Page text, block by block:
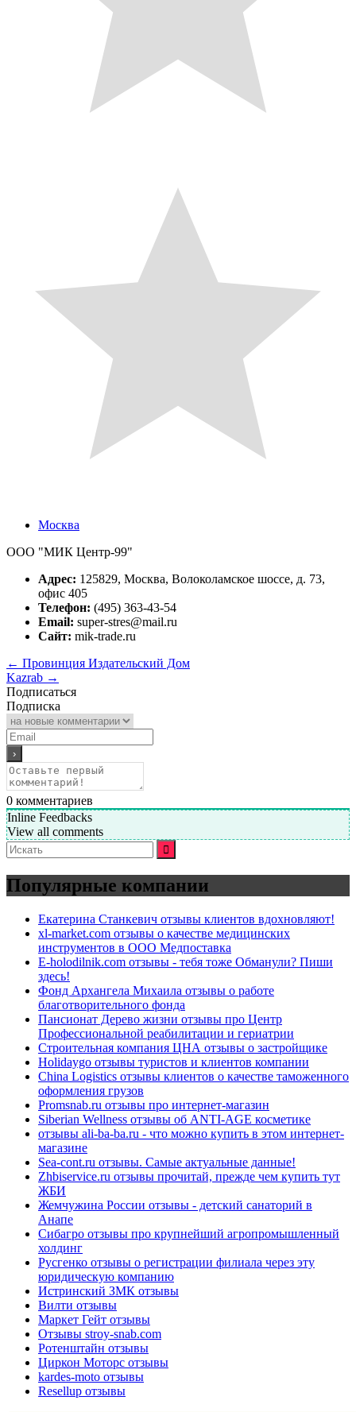
Москва
ООО "МИК Центр-99"
Адрес: 125829, Москва, Волоколамское шоссе, д. 73,
офис 405
Телефон: (495) 363-43-54
Email: super-stres@mail.ru
Сайт: mik-trade.ru
← Провинция Издательский Дом
Kazrab →
Подписаться
Подписка
0 комментариев
Inline Feedbacks
View all comments
Искать:
Популярные компании
Екатерина Станкевич отзывы клиентов вдохновляют!
xl-market.com отзывы о качестве медицинских
инструментов в ООО Медпоставка
E-holodilnik.com отзывы - тебя тоже Обманули? Пиши
здесь!
Фонд Архангела Михаила отзывы о работе
благотворительного фонда
Пансионат Дерево жизни отзывы про Центр
Профессиональной реабилитации и гериатрии
Строительная компания ЦНА отзывы о застройщике
Holidaygo отзывы туристов и клиентов компании
China Logistics отзывы клиентов о качестве таможенного
оформления грузов
Promsnab.ru отзывы про интернет-магазин
Siberian Wellness отзывы об ANTI-AGE косметике
отзывы ali-ba-ba.ru - что можно купить в этом интернет-
магазине
Sea-cont.ru отзывы. Самые актуальные данные!
Zhbiservice.ru отзывы прочитай, прежде чем купить тут
ЖБИ
Жемчужина России отзывы - детский санаторий в
Анапе
Сибагро отзывы про крупнейший агропромышленный
холдинг
Русгенко отзывы о регистрации филиала через эту
юридическую компанию
Истринский ЗМК отзывы
Вилти отзывы
Маркет Гейт отзывы
Отзывы stroy-snab.com
Ротенштайн отзывы
Циркон Моторс отзывы
kardes-moto отзывы
Resellup отзывы